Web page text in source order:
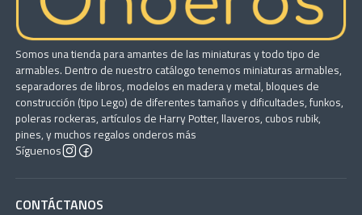
Somos una tienda para amantes de las miniaturas y todo tipo de
armables. Dentro de nuestro catálogo tenemos miniaturas armables,
separadores de libros, modelos en madera y metal, bloques de
construcción (tipo Lego) de diferentes tamaños y dificultades, funkos,
poleras rockeras, artículos de Harry Potter, llaveros, cubos rubik,
pines, y muchos regalos onderos más
Síguenos
CONTÁCTANOS